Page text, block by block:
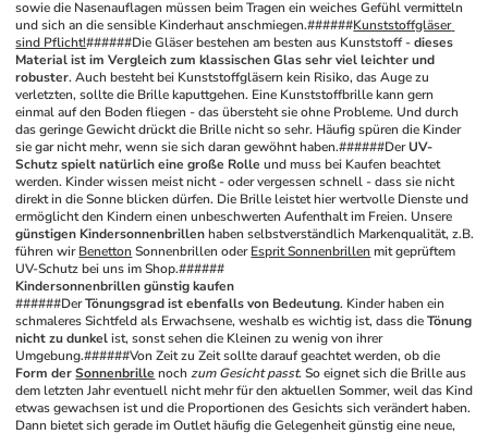
sowie die Nasenauflagen müssen beim Tragen ein weiches Gefühl vermitteln
und sich an die sensible Kinderhaut anschmiegen.######Kunststoffgläser
sind Pflicht!######Die Gläser bestehen am besten aus Kunststoff - dieses
Material ist im Vergleich zum klassischen Glas sehr viel leichter und
robuster. Auch besteht bei Kunststoffgläsern kein Risiko, das Auge zu
verletzten, sollte die Brille kaputtgehen. Eine Kunststoffbrille kann gern
einmal auf den Boden fliegen - das übersteht sie ohne Probleme. Und durch
das geringe Gewicht drückt die Brille nicht so sehr. Häufig spüren die Kinder
sie gar nicht mehr, wenn sie sich daran gewöhnt haben.######Der UV-
Schutz spielt natürlich eine große Rolle und muss bei Kaufen beachtet
werden. Kinder wissen meist nicht - oder vergessen schnell - dass sie nicht
direkt in die Sonne blicken dürfen. Die Brille leistet hier wertvolle Dienste und
günstigen Kindersonnenbrillen haben selbstverständlich Markenqualität, z.B.
führen wir Benetton Sonnenbrillen oder Esprit Sonnenbrillen mit geprüftem
UV-Schutz bei uns im Shop.######
Kindersonnenbrillen günstig kaufen
######Der Tönungsgrad ist ebenfalls von Bedeutung. Kinder haben ein
schmaleres Sichtfeld als Erwachsene, weshalb es wichtig ist, dass die Tönung
nicht zu dunkel ist, sonst sehen die Kleinen zu wenig von ihrer
Form der Sonnenbrille noch zum Gesicht passt. So eignet sich die Brille aus
dem letzten Jahr eventuell nicht mehr für den aktuellen Sommer, weil das Kind
etwas gewachsen ist und die Proportionen des Gesichts sich verändert haben.
Dann bietet sich gerade im Outlet häufig die Gelegenheit günstig eine neue,